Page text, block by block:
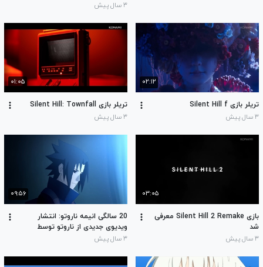
۳ سال پیش
۰۲:۱۲
تریلر بازی Silent Hill f
۳ سال پیش
۰۱:۰۵
تریلر بازی Silent Hill: Townfall
۳ سال پیش
۰۳:۰۵
بازی Silent Hill 2 Remake معرفی
شد
۳ سال پیش
۰۹:۵۶
20 سالگی انیمه ناروتو: انتشار
ویدیوی جدیدی از ناروتو توسط
استودیوی Pierrot
۳ سال پیش